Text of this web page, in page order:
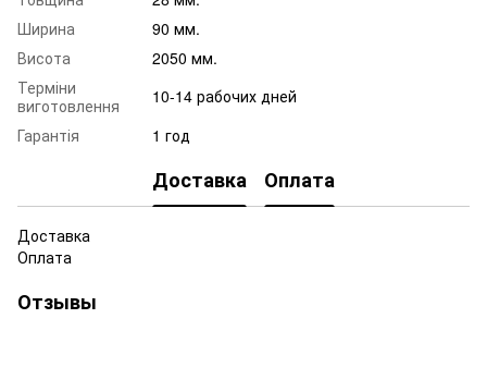
Ширина
90 мм.
Висота
2050 мм.
Терміни
виготовлення
10-14 рабочих дней
Гарантія
1 год
Доставка Оплата
Доставка
Оплата
Отзывы